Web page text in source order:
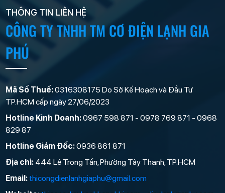
THÔNG TIN LIÊN HỆ
CÔNG TY TNHH TM CƠ ĐIỆN LẠNH GIA
PHÚ
Mã Số Thuế:0316308175 Do Sở Kế Hoạch và Đầu Tư
TP.HCM cấp ngày 27/06/2023
Hotline Kinh Doanh:0967 598 871 - 0978 769 871 - 0968
829 87
Hotline Giám Đốc:0936 861 871
Địa chỉ: 444 Lê Trọng Tấn, Phường Tây Thạnh, TP.HCM
Email: thicongdienlanhgiaphu@gmail.com